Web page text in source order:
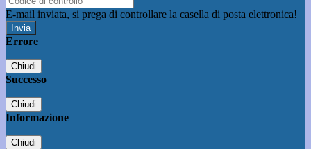
E-mail inviata, si prega di controllare la casella di posta elettronica!
Errore
Chiudi
Successo
Chiudi
Informazione
Chiudi